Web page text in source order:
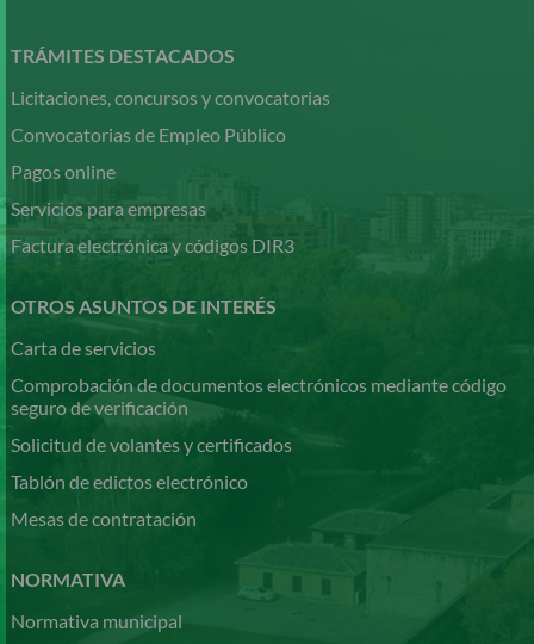
contenido
TRÁMITES DESTACADOS
Licitaciones, concursos y convocatorias
Convocatorias de Empleo Público
Pagos online
Servicios para empresas
Factura electrónica y códigos DIR3
OTROS ASUNTOS DE INTERÉS
Carta de servicios
Comprobación de documentos electrónicos mediante código
seguro de verificación
Solicitud de volantes y certificados
Tablón de edictos electrónico
Mesas de contratación
NORMATIVA
Normativa municipal